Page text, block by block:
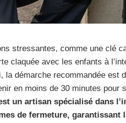
stressantes, comme une clé
claquée avec les enfants à
, la démarche recommandée est
en moins de 30 minutes pour
un artisan spécialisé dans
de fermeture, garantissant